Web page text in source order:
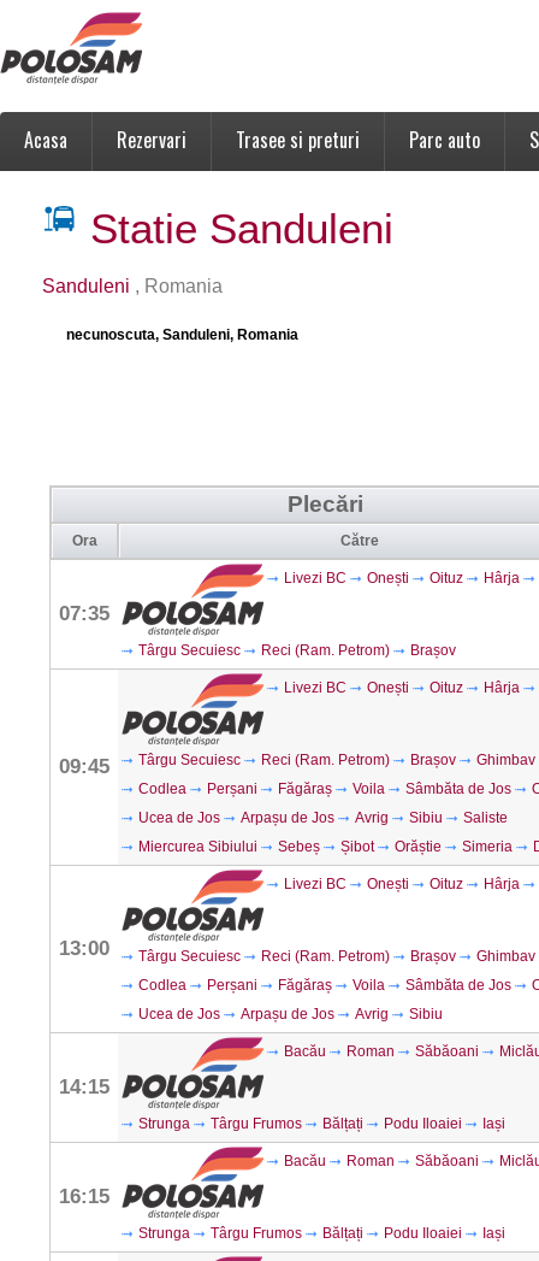
Acasa Rezervari Trasee si preturi Parc auto
Statie Sanduleni
Sanduleni , Romania
necunoscuta, Sanduleni, Romania
Plecări
Ora Către
07:35
Livezi BC Onești Oituz Hârja
Târgu Secuiesc Reci (Ram. Petrom) Brașov
09:45
Livezi BC Onești Oituz Hârja
Târgu Secuiesc Reci (Ram. Petrom) Brașov
Ghimbav
Codlea
Perșani Făgăraș Voila Sâmbăta de Jos
Ucea de Jos
Arpașu de Jos Avrig Sibiu
Saliste
Miercurea Sibiului
Sebeș Șibot Orăștie Simeria
13:00
Livezi BC Onești Oituz Hârja
Târgu Secuiesc Reci (Ram. Petrom) Brașov
Ghimbav
Codlea
Perșani Făgăraș Voila Sâmbăta de Jos
Ucea de Jos
Arpașu de Jos Avrig Sibiu
14:15
Bacău Roman Săbăoani
Strunga Târgu Frumos Bălțați Podu Iloaiei Iași
16:15
Bacău Roman Săbăoani
Strunga Târgu Frumos Bălțați Podu Iloaiei Iași